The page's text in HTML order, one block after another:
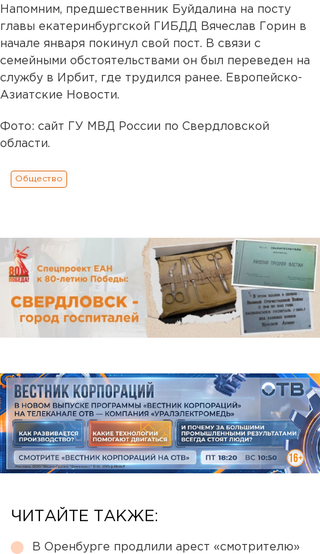
Напомним, предшественник Буйдалина на посту
главы екатеринбургской ГИБДД Вячеслав Горин в
начале января покинул свой пост. В связи с
семейными обстоятельствами он был переведен на
службу в Ирбит, где трудился ранее. Европейско-
Азиатские Новости.
Фото: сайт ГУ МВД России по Свердловской
области.
Общество
ЧИТАЙТЕ ТАКЖЕ:
В Оренбурге продлили арест «смотрителю»